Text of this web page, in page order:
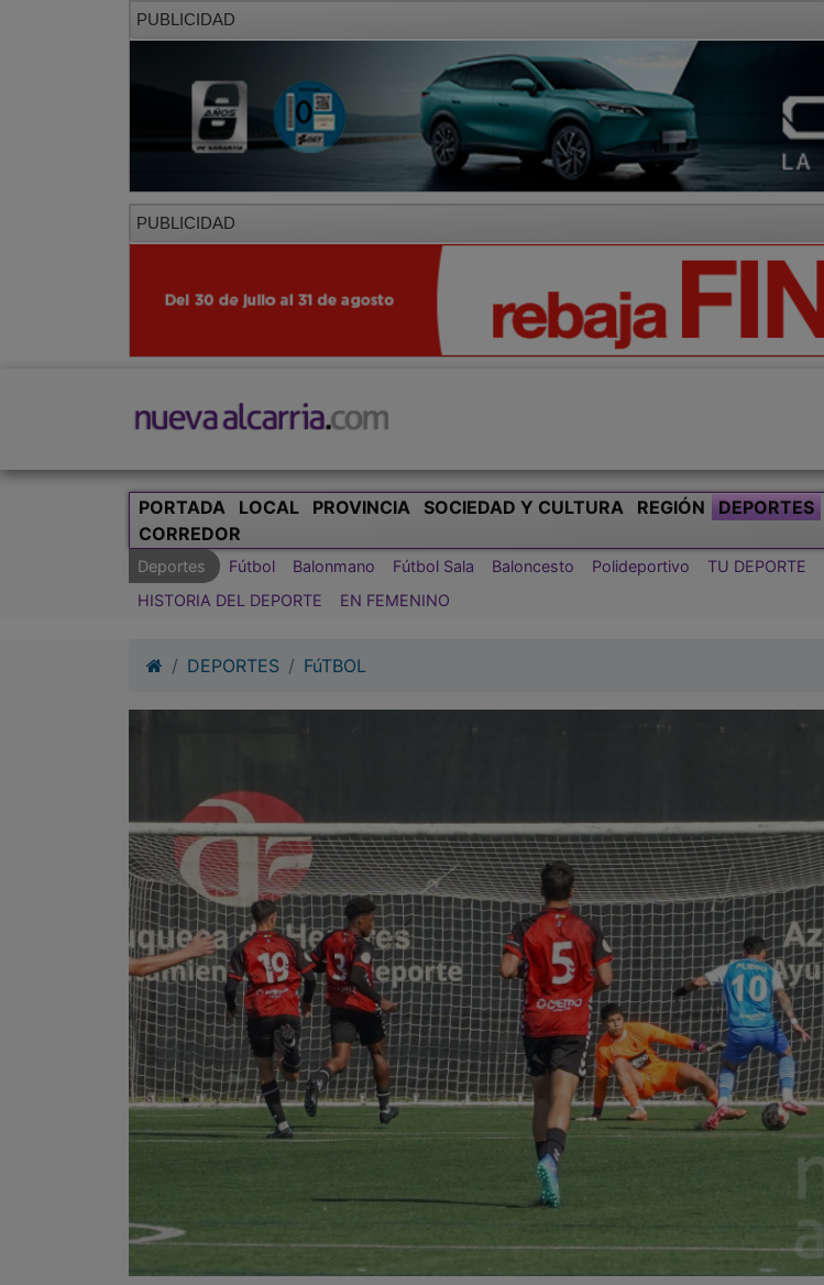
PUBLICIDAD
PUBLICIDAD
PORTADA LOCAL PROVINCIA SOCIEDAD Y CULTURA REGIÓN DEPORTES
CORREDOR
Deportes Fútbol Balonmano Fútbol Sala Baloncesto Polideportivo TU DEPORTE
HISTORIA DEL DEPORTE
EN FEMENINO
DEPORTES FúTBOL